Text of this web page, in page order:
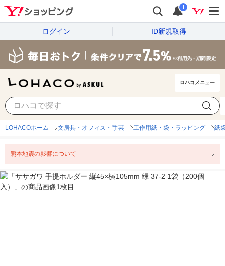
i
ログイン ID新規取得
ロハコメニュー
LOHACOホーム 文房具・オフィス・手芸 工作用紙・袋・ラッピング 紙
熊本地震の影響について